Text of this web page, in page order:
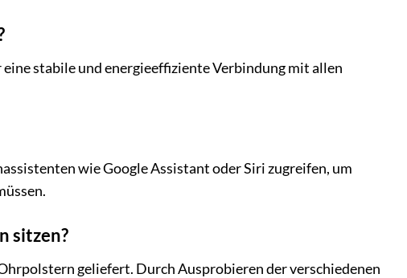
stabile und energieeffiziente Verbindung mit allen
wie Google Assistant oder Siri zugreifen, um
sitzen?
geliefert. Durch Ausprobieren der verschiedenen